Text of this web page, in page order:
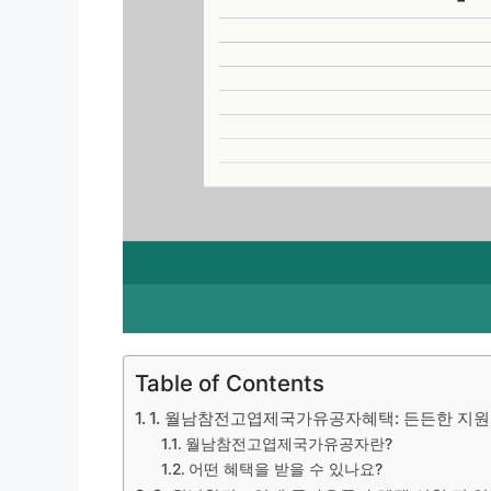
Table of Contents
1. 월남참전고엽제국가유공자혜택: 든든한 지
월남참전고엽제국가유공자란?
어떤 혜택을 받을 수 있나요?